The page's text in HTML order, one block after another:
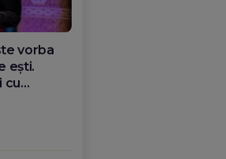
Google